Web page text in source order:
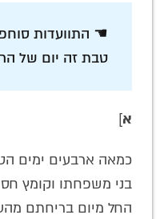
☚ התוועדות
טבת זה יום של
א]
כמאה ארבעים ימים
בני משפחתו וקומץ
החל מיום בריחתם